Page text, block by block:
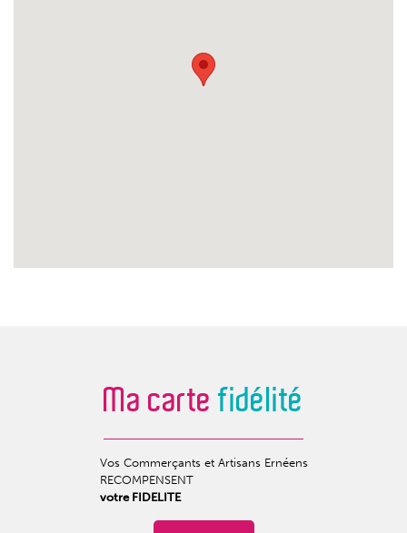
Ma carte fidélité
Vos Commerçants et Artisans Ernéens
RECOMPENSENT
votre FIDELITE